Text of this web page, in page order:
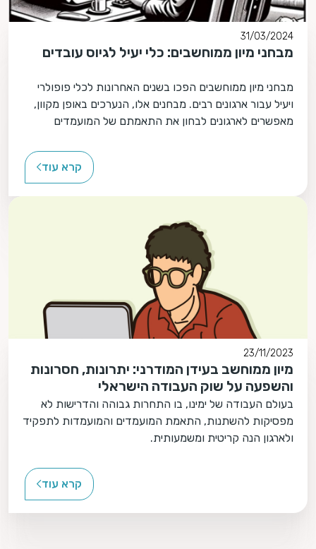
31/03/2024
מבחני מיון ממוחשבים: כלי יעיל לגיוס עובדים
מבחני מיון ממוחשבים הפכו בשנים האחרונות לכלי פופולרי
ויעיל עבור ארגונים רבים. מבחנים אלו, הנערכים באופן מקוון,
מאפשרים לארגונים לבחון את התאמתם של המועמדים
קרא עוד
23/11/2023
מיון ממוחשב בעידן המודרני: יתרונות, חסרונות
והשפעה על שוק העבודה הישראלי
בעולם העבודה של ימינו, בו התחרות גבוהה והדרישות לא
מפסיקות להשתנות, התאמת המועמדים והמועמדות לתפקיד
ולארגון הנה קריטית ומשמעותית.
קרא עוד